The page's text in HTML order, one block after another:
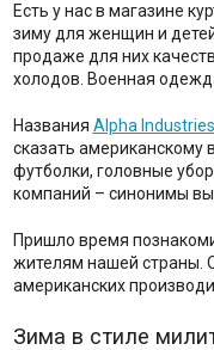
Есть у нас в магазине
зиму для женщин и
продаже для них
холодов. Военная
Названия Alpha Industries
сказать американскому
футболки, головные
компаний – синонимы
Пришло время
жителям нашей страны.
американских
Зима в стиле